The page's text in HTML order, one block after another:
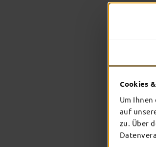
Cookies
Um
auf
zu. Über